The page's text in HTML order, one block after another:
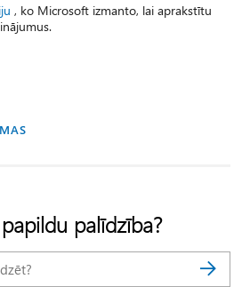
, ko Microsoft izmanto, lai aprakstītu
palīdzība?